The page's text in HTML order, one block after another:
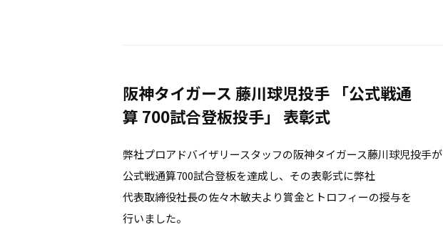
阪神タイガース 藤川球児投手 「公式戦通
算 700試合登板投手」 表彰式
弊社プロアドバイザリースタッフの阪神タイガース藤川球児投手が
公式戦通算700試合登板を達成し、その表彰式に弊社
代表取締役社長の佐々木敏夫より賞金とトロフィーの授与を
行いました。